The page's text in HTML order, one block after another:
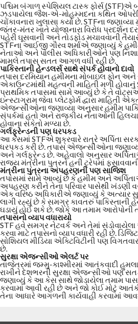
પશ્ચિમ બંગાળ સ્પેશિયલ ટાસ્ક ફોર્સ (STF)એ
ઝડપાયેલા જૈશ-એ-મોહમ્મદના કથિત
ચોંકાવનારા ખુલાસા કર્યા છે. STFના
જંતર-મંતર ખાતે યોજાનારા વિરોધ પ્રદર્શન
પહેરી ઘૂસવાની અને તોડફોડ મચાવવાની
STFના આઈજી ગૌરવ શર્માએ જણાવ્યું કે
નેતાઓ અને પોલીસ અધિકારીઓને પણ
મામલે તપાસ સતત આગળ વધી રહી છે.
પાકિસ્તાની હેન્ડલર્સ સાથે સંપર્ક હોવાનો દાવો
તપાસ દરમિયાન હમીમના મોબાઇલ ફોન અને
એકાઉન્ટમાંથી મહત્વની માહિતી મળી
પ્રાથમિક તપાસમાં સામે આવ્યું છે કે તે
ઇન્સ્ટાગ્રામ જેવા પ્લેટફોર્મ દ્વારા માહિતી
એજન્સીઓના જણાવ્યા અનુસાર હમીમ
સંપર્કમાં હતો અને રાજકીય નેતાઓની
હોવાના સંકેતો મળ્યા છે.
ગર્લફ્રેન્ડની પણ ધરપકડ
આ કેસમાં STFએ શુક્રવારે રાત્રે અર્પિતા
ધરપકડ કરી છે. તપાસ એજન્સીઓના
અને ગર્લફ્રેન્ડ છે. અહેવાલો અનુસાર
રાજ્ય મંત્રીના પુત્રને હની ટ્રેપમાં
મંત્રીના પુત્રના અપહરણની પણ સાજિશ
તપાસમાં સામે આવ્યું છે કે હમીમ અને
અપહરણ કરીને તેના પરિવાર પાસેથી ખંડણી
એક વરિષ્ઠ અધિકારીએ જણાવ્યું કે અત્યાર
લાગી રહ્યું છે કે સમગ્ર કાવતરું પાકિસ્તાની
ઘડાયું હોઈ શકે છે. જોકે આ તમામ આરોપોની
તપાસનો વ્યાપ વધારાયો
STF હવે સમગ્ર નેટવર્ક અને તેમાં
કરવા માટે તપાસનો વ્યાપ વધારી રહી છે.
સોશિયલ મીડિયા એક્ટિવિટીની પણ
છે.
સુરક્ષા એજન્સીઓ એલર્ટ પર
તાજેતરમાં જમ્મુ-કાશ્મીરમાં આતંકવાદી
રાખીને દેશભરની સુરક્ષા એજન્સીઓ પણ
જણાવ્યું કે આ કેસ સાથે જોડાયેલા તમામ
કરવામાં આવી રહી છે અને જો કોઈ મોટું
તેના આધારે આગળની કાર્યવાહી કરવામાં